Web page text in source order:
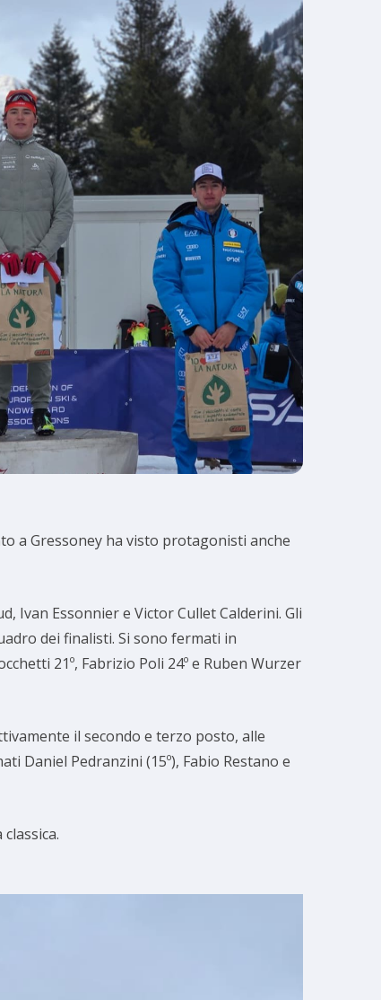
a Gressoney ha visto protagonisti anche
Ivan Essonnier e Victor Cullet Calderini. Gli
dei finalisti. Si sono fermati in
21º, Fabrizio Poli 24º e Ruben Wurzer
il secondo e terzo posto, alle
Daniel Pedranzini (15º), Fabio Restano e